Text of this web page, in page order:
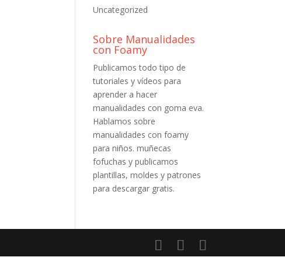
Uncategorized
Sobre Manualidades
con Foamy
Publicamos todo tipo de
tutoriales y vídeos para
aprender a hacer
manualidades con goma eva.
Hablamos sobre
manualidades con foamy
para niños. muñecas
fofuchas y publicamos
plantillas, moldes y patrones
para descargar gratis.